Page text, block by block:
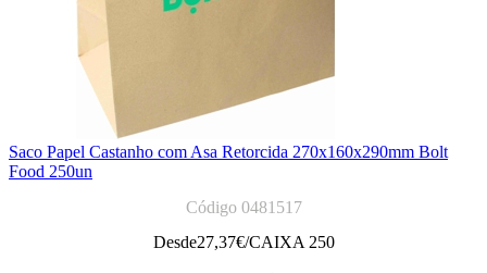
Saco Papel Castanho com Asa Retorcida 270x160x290mm Bolt
Food 250un
Código 0481517
Desde27,37€/CAIXA 250